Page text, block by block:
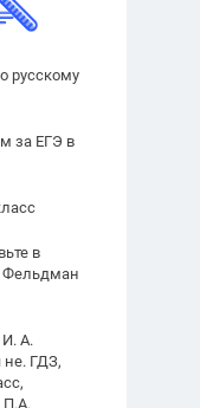
русскому
за ЕГЭ в
в
Фельдман
А.
не. ГДЗ,
П.А.